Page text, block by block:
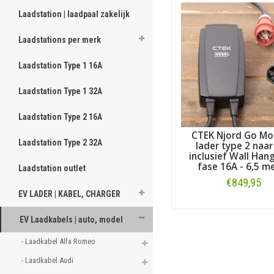
Laadstation | laadpaal zakelijk
Laadstations per merk
Laadstation Type 1 16A
Laadstation Type 1 32A
Laadstation Type 2 16A
Laadstation Type 2 32A
Laadstation outlet
EV LADER | KABEL, CHARGER
EV Laadkabels | auto, model
- Laadkabel Alfa Romeo
- Laadkabel Audi
vermeld, hieronder voor
CTEK Njord Go
lader type 2 naar
inclusief Wall
fase 16A - 6,5
€849,95